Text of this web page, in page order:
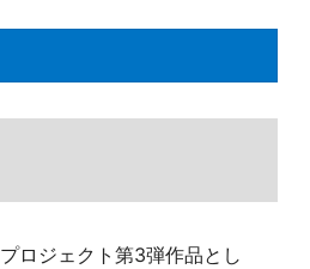
ロジェクト第3弾作品とし